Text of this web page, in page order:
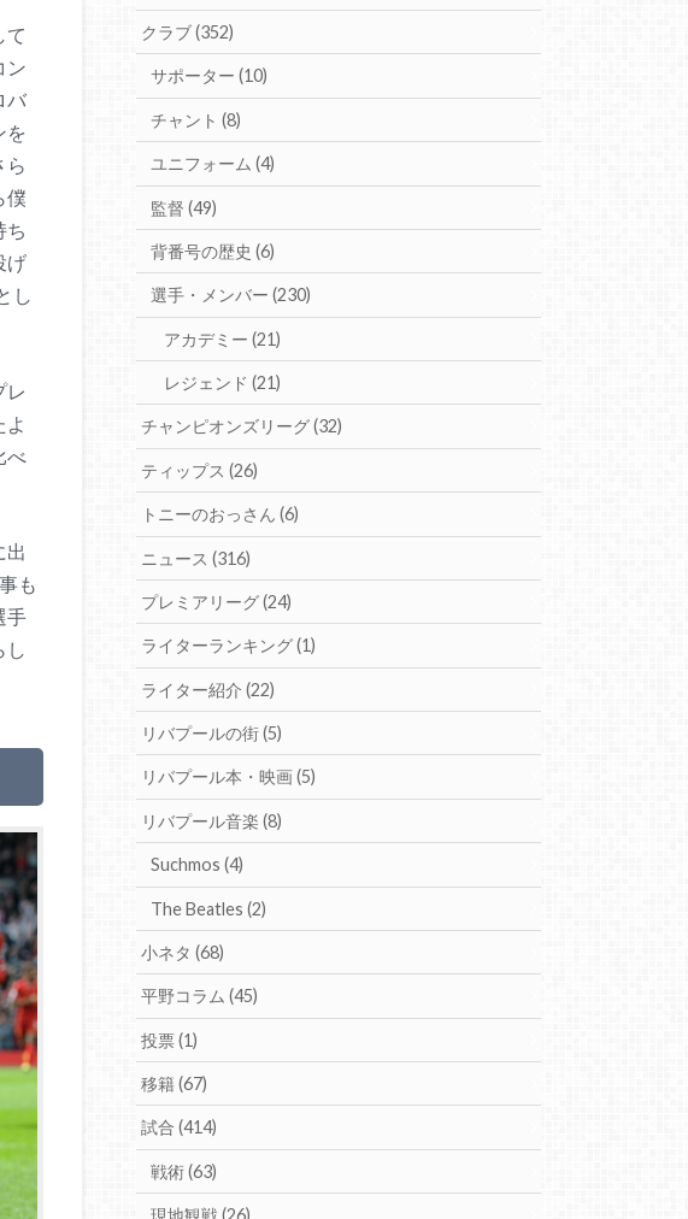
て
ン
バ
を
ら
僕
ち
げ
し
レ
べ
出
も
手
し
クラブ(352)
サポーター (10)
チャント (8)
ユニフォーム (4)
監督 (49)
背番号の歴史 (6)
選手・メンバー (230)
アカデミー(21)
レジェンド(21)
チャンピオンズリーグ(32)
ティップス(26)
トニーのおっさん(6)
ニュース(316)
プレミアリーグ(24)
ライターランキング(1)
ライター紹介(22)
リバプールの街(5)
リバプール本・映画(5)
リバプール音楽(8)
Suchmos (4)
The Beatles (2)
小ネタ(68)
平野コラム(45)
投票(1)
移籍(67)
試合(414)
戦術(63)